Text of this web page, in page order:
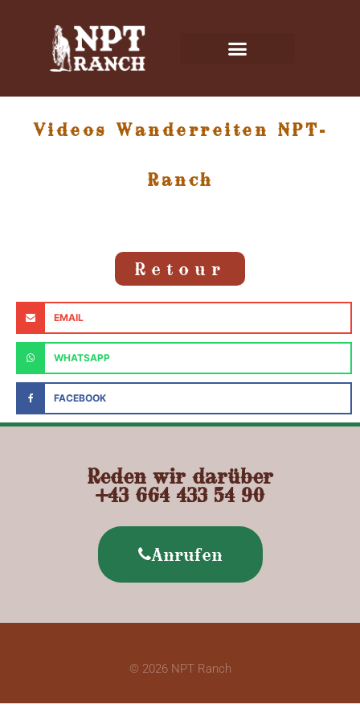
Videos Wanderreiten NPT-
Ranch
Retour
EMAIL
WHATSAPP
FACEBOOK
Reden wir darüber
+43 664 433 54 90
Anrufen
© 2026 NPT Ranch